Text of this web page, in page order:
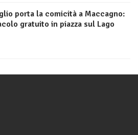
porta la comicità a Maccagno:
gratuito in piazza sul Lago